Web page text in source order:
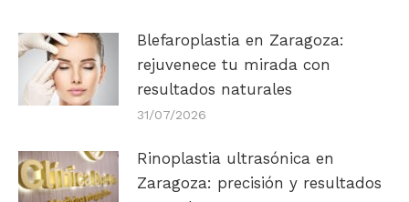
Blefaroplastia en Zaragoza:
rejuvenece tu mirada con
resultados naturales
31/07/2026
Rinoplastia ultrasónica en
Zaragoza: precisión y resultados